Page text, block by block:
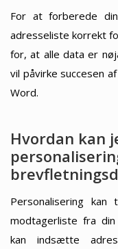
For at forberede
adresseliste korrekt
for, at alle data er
vil påvirke succesen
Word.
Hvordan kan
Personalisering
modtagerliste fra
kan indsætte